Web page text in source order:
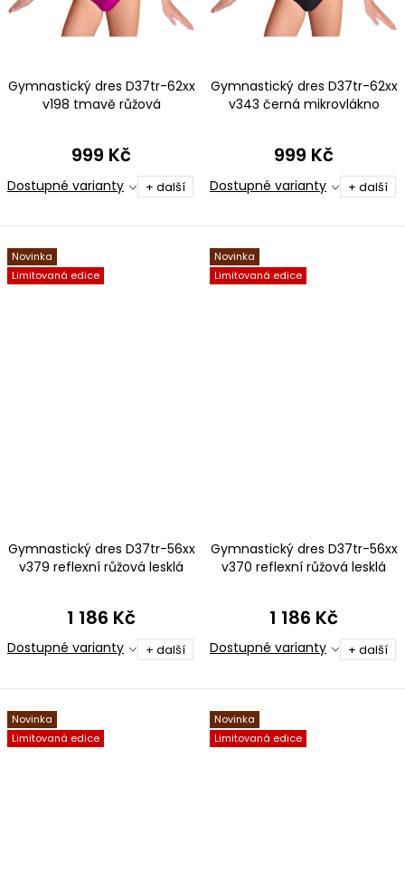
Gymnastický dres D37tr-62xx
v198 tmavě růžová
999 Kč
Dostupné varianty + další
Gymnastický dres D37tr-62xx
v343 černá mikrovlákno
999 Kč
Dostupné varianty + další
Novinka
Limitovaná edice
Gymnastický dres D37tr-56xx
v379 reflexní růžová lesklá
1 186 Kč
Dostupné varianty + další
Novinka
Limitovaná edice
Gymnastický dres D37tr-56xx
v370 reflexní růžová lesklá
1 186 Kč
Dostupné varianty + další
Novinka
Limitovaná edice
Novinka
Limitovaná edice